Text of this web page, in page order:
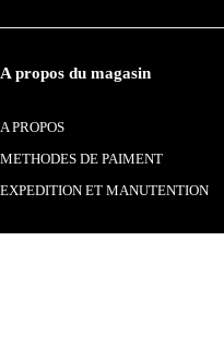
A propos du magasin
A PROPOS
METHODES DE PAIMENT
EXPEDITION ET MANUTENTION